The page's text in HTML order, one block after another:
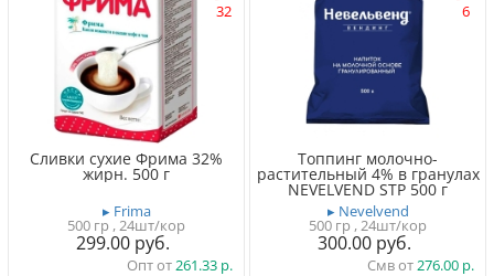
32
Сливки сухие Фрима 32%
жирн. 500 г
▸ Frima
500 гр , 24шт/кор
299.00
Опт от261.33
6
Топпинг молочно-
растительный 4% в гранулах
NEVELVEND STP 500 г
▸ Nevelvend
500 гр , 24шт/кор
300.00
Смв от276.00